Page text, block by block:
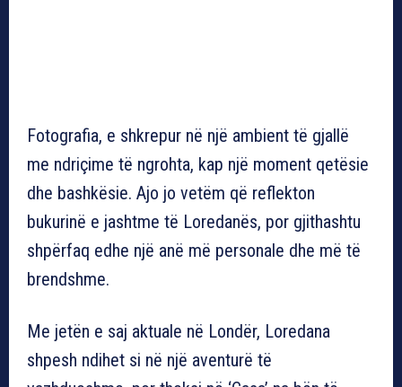
Fotografia, e shkrepur në një ambient të gjallë
me ndriçime të ngrohta, kap një moment qetësie
dhe bashkësie. Ajo jo vetëm që reflekton
bukurinë e jashtme të Loredanës, por gjithashtu
shpërfaq edhe një anë më personale dhe më të
brendshme.
Me jetën e saj aktuale në Londër, Loredana
shpesh ndihet si në një aventurë të